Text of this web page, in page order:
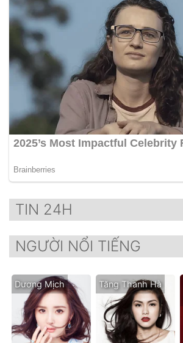
TIN 24H
NGƯỜI NỔI TIẾNG
Dương Mịch Tăng Thanh Hà